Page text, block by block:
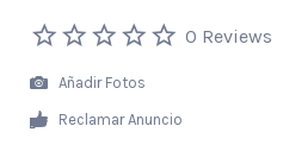
0 Reviews
Añadir Fotos
Reclamar Anuncio